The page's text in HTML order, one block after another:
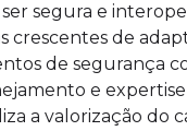
segura e
de
de segurança
e
a valorização do